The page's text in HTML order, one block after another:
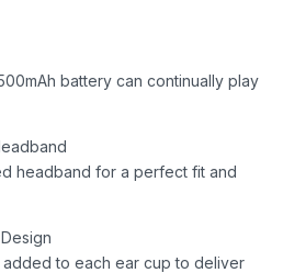
battery can continually play
headband for a perfect fit and
added to each ear cup to deliver